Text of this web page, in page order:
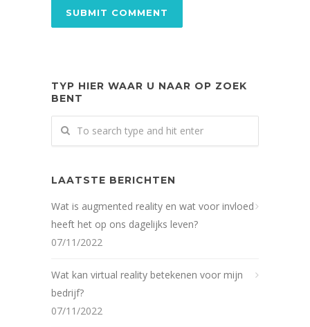
TYP HIER WAAR U NAAR OP ZOEK
BENT
LAATSTE BERICHTEN
Wat is augmented reality en wat voor invloed
heeft het op ons dagelijks leven?
07/11/2022
Wat kan virtual reality betekenen voor mijn
bedrijf?
07/11/2022